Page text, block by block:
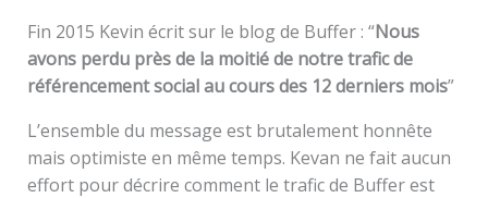
Fin 2015 Kevin écrit sur le blog de Buffer : “Nous
avons perdu près de la moitié de notre trafic de
référencement social au cours des 12 derniers mois”
L’ensemble du message est brutalement honnête
mais optimiste en même temps. Kevan ne fait aucun
effort pour décrire comment le trafic de Buffer est